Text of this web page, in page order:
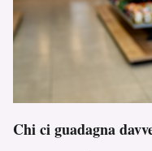
Chi ci guadagna